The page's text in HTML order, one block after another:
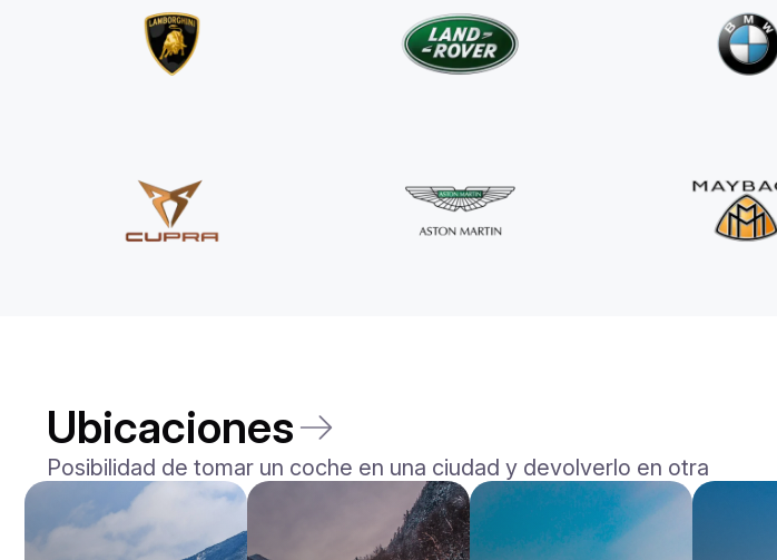
Ubicaciones
Posibilidad de tomar un coche en una ciudad y devolverlo en otra